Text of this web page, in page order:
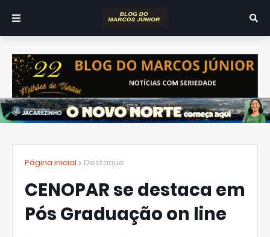
Página inicial Destaque
CENOPAR se destaca em
Pós Graduação on line